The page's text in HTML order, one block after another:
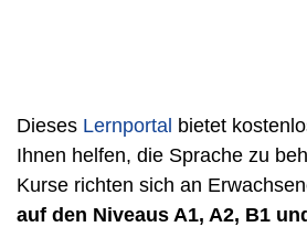
Dieses Lernportal bietet
Ihnen helfen, die Sprache zu
Kurse richten sich an
auf den Niveaus A1, A2, B1